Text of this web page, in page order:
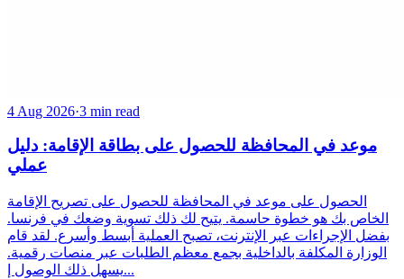
4 Aug 2026·3 min read
موعد في المحافظة للحصول على بطاقة الإقامة: دليل
عملي
الحصول على موعد في المحافظة للحصول على تصريح الإقامة
الخاص بك هو خطوة حاسمة. يتيح لك ذلك تسوية وضعك في فرنسا.
بفضل الإجراءات عبر الإنترنت، تصبح العملية أبسط وأسرع. لقد قام
الوزارة المكلفة بالداخلية بجمع معظم الطلبات عبر منصات رقمية.
يسهل ذلك الوصول إ...